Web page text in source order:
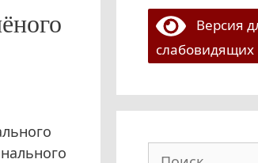
Версия
слабовидящих